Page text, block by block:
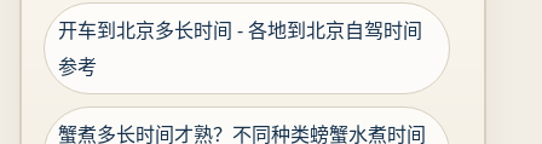
开车到北京多长时间 - 各地到北京自驾时间
参考
蟹煮多长时间才熟？不同种类螃蟹水煮时间